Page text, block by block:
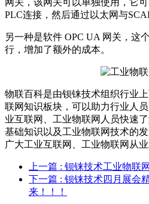
PLC连接，然后通过以太网与
另一种是软件 OPC UA 网关，这
行，增加了额外的成本。
物联百科是由钡铼技术组织行业
联网知识板块，可以助力行业人
业互联网、工业物联网人员快速
基础知识以及工业物联网技术的
广大工业互联网、工业物联网从业
上一篇 : 钡铼技术工业物联
下一篇 : 钡铼技术四月展会
来！！！